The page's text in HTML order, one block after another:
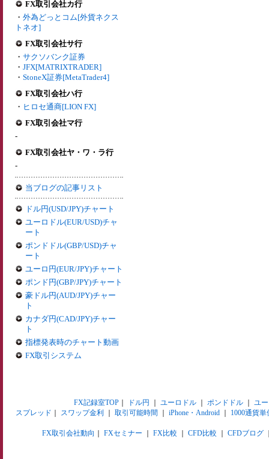
FX取引会社カ行
・ 外為どっとコム[外貨ネクス
トネオ]
FX取引会社サ行
・ サクソバンク証券
・ JFX[MATRIXTRADER]
・ StoneX証券[MetaTrader4]
FX取引会社ハ行
・ ヒロセ通商[LION FX]
FX取引会社マ行
-
FX取引会社ヤ・ワ・ラ行
-
当ブログの記事リスト
ドル円(USD/JPY)チャート
ユーロドル(EUR/USD)チャ
ート
ポンドドル(GBP/USD)チャ
ート
ユーロ円(EUR/JPY)チャート
ポンド円(GBP/JPY)チャート
豪ドル円(AUD/JPY)チャー
ト
カナダ円(CAD/JPY)チャー
ト
指標発表時のチャート動画
FX取引システム
FX記録室TOP｜ ドル円 ユーロドル｜ ポンドドル｜ ユ
スプレッド
スワップ金利 取引可能時間 iPhone・Android 1000通貨単
FX取引会社動向 FXセミナー FX比較 CFD比較 CFDブログ